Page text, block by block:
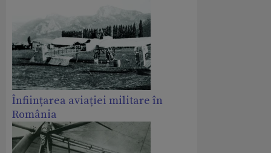
Înființarea aviației militare în
România